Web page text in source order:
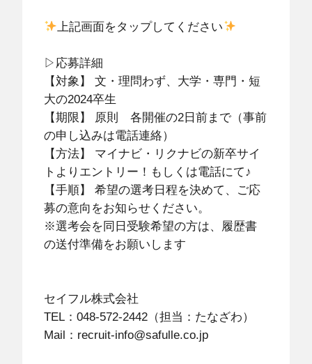
上記画面をタップしてください
▷応募詳細
【対象】 文・理問わず、大学・専門・短
大の2024卒生
【期限】 原則 各開催の2日前まで（事前
の申し込みは電話連絡）
【方法】 マイナビ・リクナビの新卒サイ
トよりエントリー！もしくは電話にて♪
【手順】 希望の選考日程を決めて、ご応
募の意向をお知らせください。
※選考会を同日受験希望の方は、履歴書
の送付準備をお願いします
セイフル株式会社
TEL：048-572-2442（担当：たなざわ）
Mail：recruit-info@safulle.co.jp